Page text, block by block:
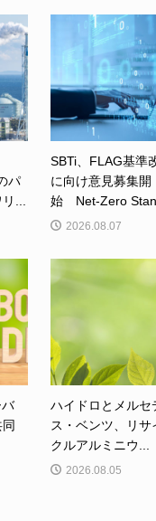
パ
...
SBTi、FLAG基準
に向け意見募集開
始 Net-Zero
2026.08.07
ハイドロとメルセ
ス・ベンツ、リサ
クルアルミニウ...
2026.08.05